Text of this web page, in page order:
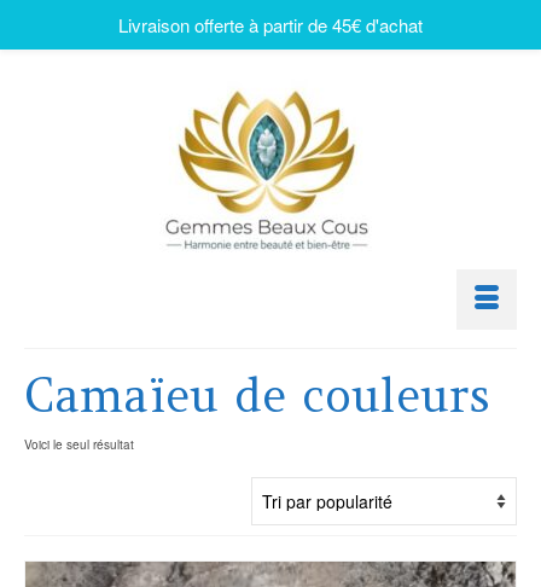
Camaïeu de couleurs
Voici le seul résultat
Livraison offerte à partir de 45€ d'achat